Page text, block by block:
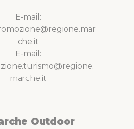
E-mail:
che.it
E-mail:
marche.it
Outdoor